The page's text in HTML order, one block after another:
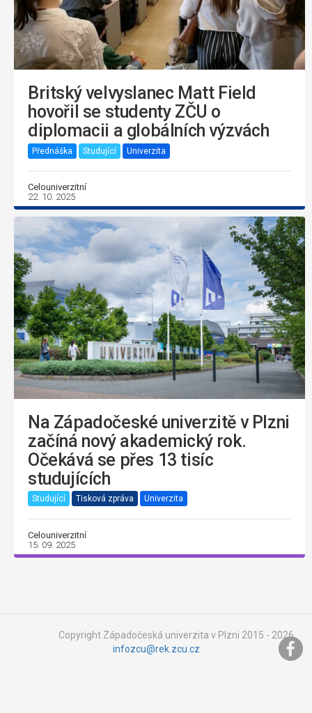
Britský velvyslanec Matt Field
hovořil se studenty ZČU o
diplomacii a globálních výzvách
Přednáška Studující Univerzita
Celouniverzitní
22. 10. 2025
Na Západočeské univerzitě v Plzni
začíná nový akademický rok.
Očekává se přes 13 tisíc
studujících
Studující Tisková zpráva Univerzita
Celouniverzitní
15. 09. 2025
Copyright Západočeská univerzita v Plzni 2015 - 2026,
infozcu@rek.zcu.cz